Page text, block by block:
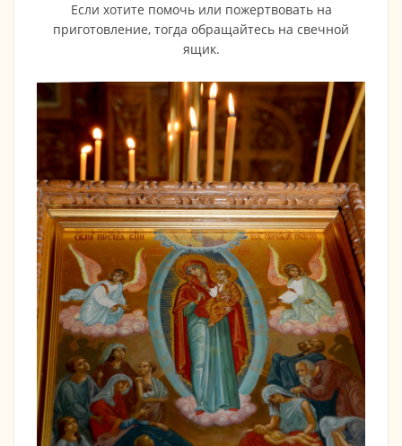
Если хотите помочь или пожертвовать на
приготовление, тогда обращайтесь на свечной
ящик.